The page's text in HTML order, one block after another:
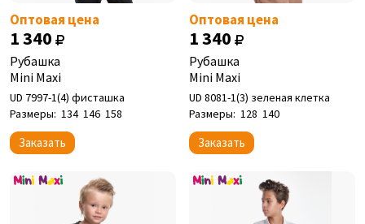
Оптовая цена
1 340
Рубашка
Mini Maxi
UD 7997-1(4) фисташка
Размеры: 134 146 158
Заказать
Оптовая цена
1 340
Рубашка
Mini Maxi
UD 8081-1(3) зеленая клетка
Размеры: 128 140
Заказать